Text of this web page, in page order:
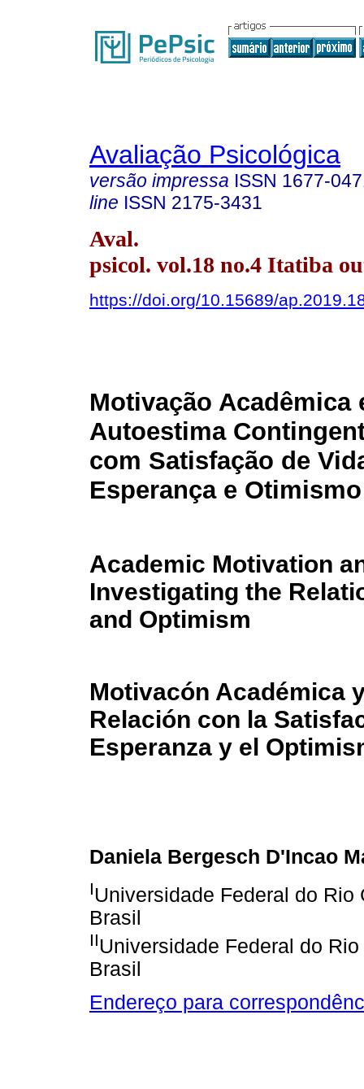
Avaliação Psicológica
versão impressa ISSN 1677-
line ISSN 2175-3431
Aval.
psicol. vol.18 no.4 Itatiba
https://doi.org/10.15689/
Motivação Acadêmica
Autoestima
com Satisfação de
Esperança e Otimismo
Academic Motivation
Investigating the
and Optimism
Motivacón Académica
Relación con la
Esperanza y el
Daniela Bergesch D'Incao
IUniversidade Federal do Rio
Brasil
IIUniversidade Federal do
Brasil
Endereço para